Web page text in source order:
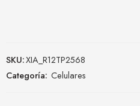
SKU:XIA_R12TP2568
Categoría: Celulares